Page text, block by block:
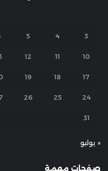
3
4
5
10
11
12
17
18
19
24
25
26
31
« يوليو
صفحات مهمة